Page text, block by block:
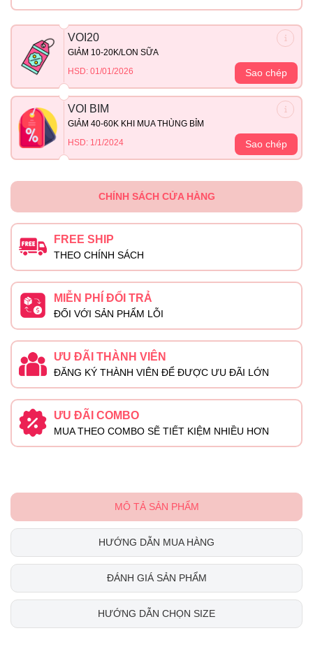
VOI20
GIẢM 10-20K/LON SỮA
HSD: 01/01/2026
Sao chép
VOI BIM
GIẢM 40-60K KHI MUA THÙNG BỈM
HSD: 1/1/2024
Sao chép
CHÍNH SÁCH CỬA HÀNG
FREE SHIP
THEO CHÍNH SÁCH
MIỄN PHÍ ĐỔI TRẢ
ĐỐI VỚI SẢN PHẨM LỖI
ƯU ĐÃI THÀNH VIÊN
ĐĂNG KÝ THÀNH VIÊN ĐỂ ĐƯỢC ƯU ĐÃI LỚN
ƯU ĐÃI COMBO
MUA THEO COMBO SẼ TIẾT KIỆM NHIỀU HƠN
MÔ TẢ SẢN PHẨM
HƯỚNG DẪN MUA HÀNG
ĐÁNH GIÁ SẢN PHẨM
HƯỚNG DẪN CHỌN SIZE